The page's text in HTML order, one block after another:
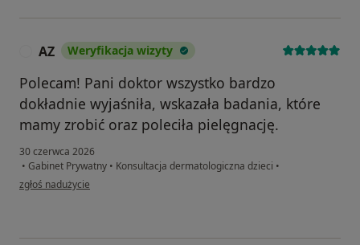
AZ Weryfikacja wizyty
Polecam! Pani doktor wszystko bardzo
dokładnie wyjaśniła, wskazała badania, które
mamy zrobić oraz poleciła pielęgnację.
30 czerwca 2026
• Gabinet Prywatny • Konsultacja dermatologiczna dzieci •
w opinii użytkownika AZ
zgłoś nadużycie